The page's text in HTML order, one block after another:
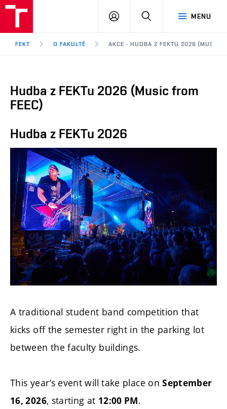
Brno
MENU
PŘIHLÁSIT
FEKT O FAKULTĚ AKCE - HUDBA Z FEKTU 2026 (MUSIC
Hudba z FEKTu 2026 (Music from
FEEC)
Hudba z FEKTu 2026
A traditional student band competition that
kicks off the semester right in the parking lot
between the faculty buildings.
This year’s event will take place onSeptember
16, 2026, starting at 12:00 PM.